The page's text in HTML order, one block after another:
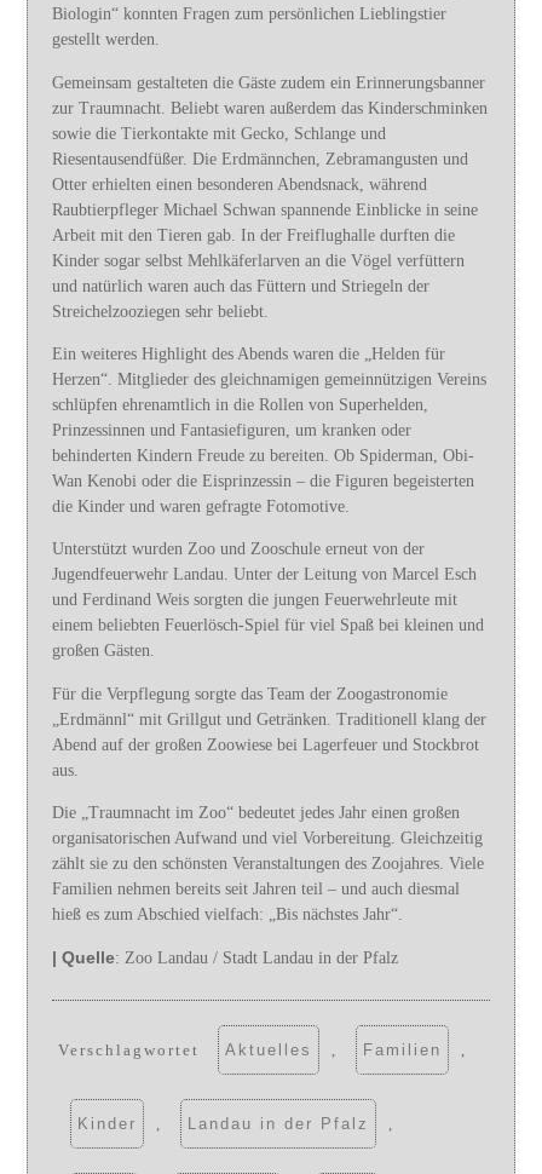
Biologin“ konnten Fragen zum persönlichen Lieblingstier
gestellt werden.
Gemeinsam gestalteten die Gäste zudem ein Erinnerungsbanner
zur Traumnacht. Beliebt waren außerdem das Kinderschminken
sowie die Tierkontakte mit Gecko, Schlange und
Riesentausendfüßer. Die Erdmännchen, Zebramangusten und
Otter erhielten einen besonderen Abendsnack, während
Raubtierpfleger Michael Schwan spannende Einblicke in seine
Arbeit mit den Tieren gab. In der Freiflughalle durften die
Kinder sogar selbst Mehlkäferlarven an die Vögel verfüttern
und natürlich waren auch das Füttern und Striegeln der
Streichelzooziegen sehr beliebt.
Ein weiteres Highlight des Abends waren die „Helden für
Herzen“. Mitglieder des gleichnamigen gemeinnützigen Vereins
schlüpfen ehrenamtlich in die Rollen von Superhelden,
Prinzessinnen und Fantasiefiguren, um kranken oder
behinderten Kindern Freude zu bereiten. Ob Spiderman, Obi-
Wan Kenobi oder die Eisprinzessin – die Figuren begeisterten
die Kinder und waren gefragte Fotomotive.
Unterstützt wurden Zoo und Zooschule erneut von der
Jugendfeuerwehr Landau. Unter der Leitung von Marcel Esch
und Ferdinand Weis sorgten die jungen Feuerwehrleute mit
einem beliebten Feuerlösch-Spiel für viel Spaß bei kleinen und
großen Gästen.
Für die Verpflegung sorgte das Team der Zoogastronomie
„Erdmännl“ mit Grillgut und Getränken. Traditionell klang der
Abend auf der großen Zoowiese bei Lagerfeuer und Stockbrot
aus.
Die „Traumnacht im Zoo“ bedeutet jedes Jahr einen großen
organisatorischen Aufwand und viel Vorbereitung. Gleichzeitig
zählt sie zu den schönsten Veranstaltungen des Zoojahres. Viele
Familien nehmen bereits seit Jahren teil – und auch diesmal
hieß es zum Abschied vielfach: „Bis nächstes Jahr“.
| Quelle: Zoo Landau / Stadt Landau in der Pfalz
Verschlagwortet Aktuelles Familien
Kinder Landau in der Pfalz